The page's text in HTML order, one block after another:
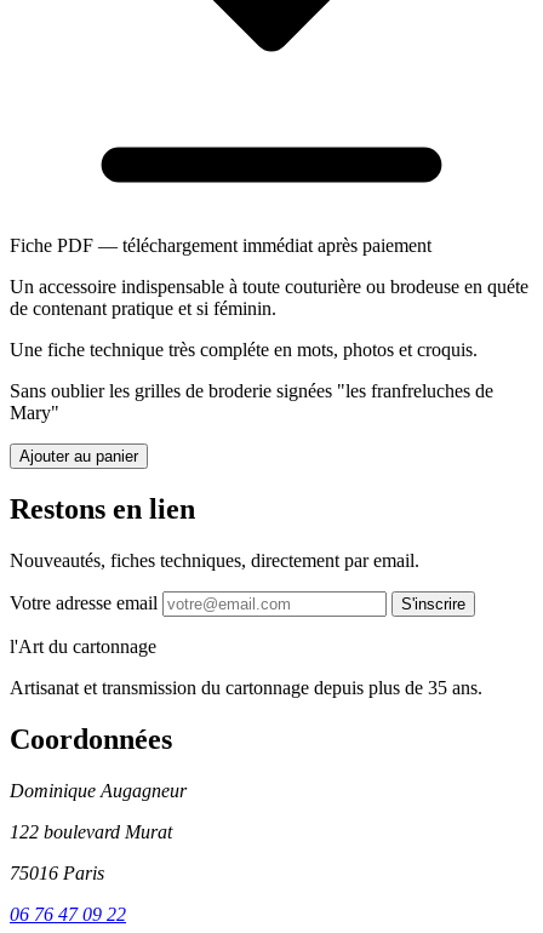
Fiche PDF — téléchargement immédiat après paiement
Un accessoire indispensable à toute couturière ou brodeuse en quéte
de contenant pratique et si féminin.
Une fiche technique très compléte en mots, photos et croquis.
Sans oublier les grilles de broderie signées "les franfreluches de
Mary"
Ajouter au panier
Restons en lien
Nouveautés, fiches techniques, directement par email.
Votre adresse email S'inscrire
l'Art du cartonnage
Artisanat et transmission du cartonnage depuis plus de 35 ans.
Coordonnées
Dominique Augagneur
122 boulevard Murat
75016 Paris
06 76 47 09 22